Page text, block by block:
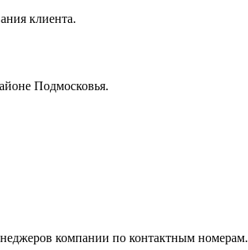
клиента.
Подмосковья.
компании по контактным номерам.